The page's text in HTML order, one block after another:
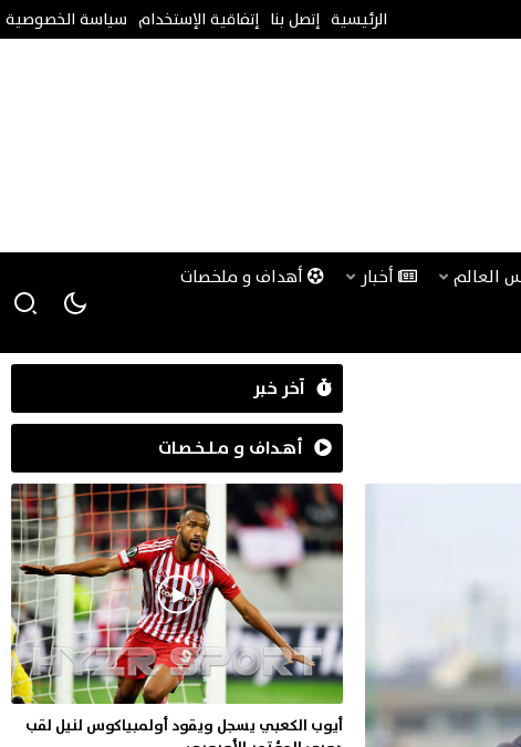
الرئيسية إتصل بنا إتفاقية الإستخدام سياسة الخصوصية
العالم أخبار
أهداف و ملخصات
آخر خبر
أهـداف و مـلـخـصـات
أيوب الكعبي يسجل ويقود أولمبياكوس لنيل لقب